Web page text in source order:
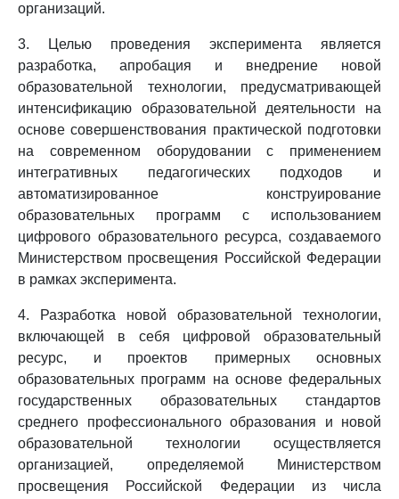
организаций.
3. Целью проведения эксперимента является
разработка, апробация и внедрение новой
образовательной технологии, предусматривающей
интенсификацию образовательной деятельности на
основе совершенствования практической подготовки
на современном оборудовании с применением
интегративных педагогических подходов и
автоматизированное конструирование
образовательных программ с использованием
цифрового образовательного ресурса, создаваемого
Министерством просвещения Российской Федерации
в рамках эксперимента.
4. Разработка новой образовательной технологии,
включающей в себя цифровой образовательный
ресурс, и проектов примерных основных
образовательных программ на основе федеральных
государственных образовательных стандартов
среднего профессионального образования и новой
образовательной технологии осуществляется
организацией, определяемой Министерством
просвещения Российской Федерации из числа